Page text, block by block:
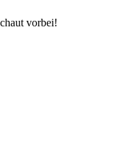
vorbei!